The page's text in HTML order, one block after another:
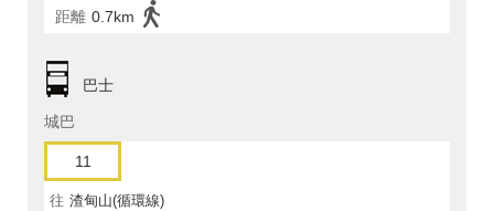
距離 0.7km
巴士
城巴
11
往 渣甸山(循環線)